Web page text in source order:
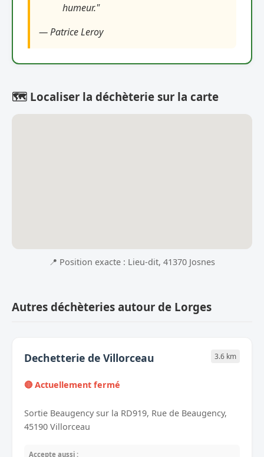
humeur."
— Patrice Leroy
🗺️ Localiser la déchèterie sur la carte
📍 Position exacte : Lieu-dit, 41370 Josnes
Autres déchèteries autour de Lorges
Dechetterie de Villorceau 3.6 km
🔴 Actuellement fermé
Sortie Beaugency sur la RD919, Rue de Beaugency,
45190 Villorceau
Accepte aussi :